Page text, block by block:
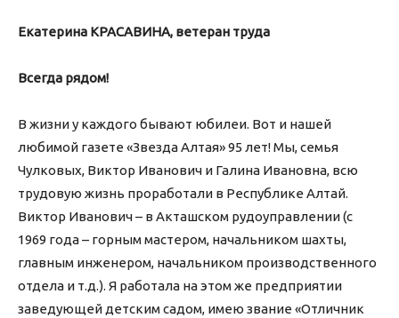
Екатерина КРАСАВИНА, ветеран труда
Всегда рядом!
В жизни у каждого бывают юбилеи. Вот и нашей
любимой газете «Звезда Алтая» 95 лет! Мы, семья
Чулковых, Виктор Иванович и Галина Ивановна, всю
трудовую жизнь проработали в Республике Алтай.
Виктор Иванович – в Акташском рудоуправлении (с
1969 года – горным мастером, начальником шахты,
главным инженером, начальником производственного
отдела и т.д.). Я работала на этом же предприятии
заведующей детским садом, имею звание «Отличник